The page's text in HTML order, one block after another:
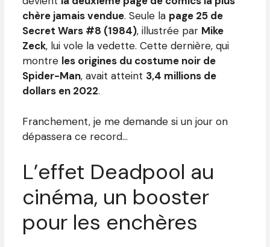
chère jamais vendue. Seule la page 25 de
Secret Wars #8 (1984), illustrée par Mike
Zeck, lui vole la vedette. Cette dernière, qui
montre les origines du costume noir de
Spider-Man, avait atteint 3,4 millions de
dollars en 2022.
Franchement, je me demande si un jour on
dépassera ce record…
L’effet Deadpool au
cinéma, un booster
pour les enchères